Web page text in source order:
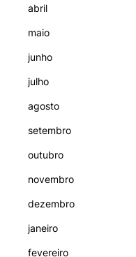
abril
maio
junho
julho
agosto
setembro
outubro
novembro
dezembro
janeiro
fevereiro